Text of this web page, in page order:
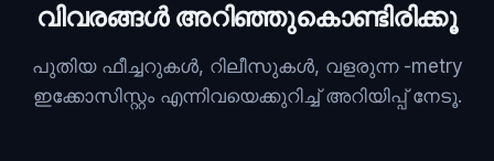
വിവരങ്ങൾ അറിഞ്ഞുകൊണ്ടിരിക്കൂ
പുതിയ ഫീച്ചറുകൾ, റിലീസുകൾ, വളരുന്ന -metry
ഇക്കോസിസ്റ്റം എന്നിവയെക്കുറിച്ച് അറിയിപ്പ് നേടൂ.